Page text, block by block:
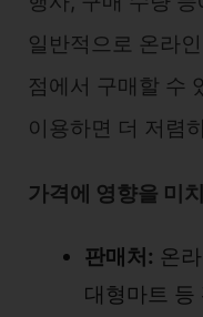
일반적으로 온라
점에서 구매할 수
이용하면 더 저렴
가격에 영향을 미
판매처: 온
대형마트 등